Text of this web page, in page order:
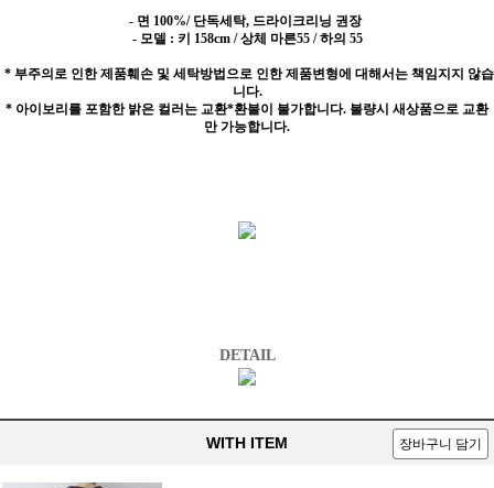
- 면 100%/ 단독세탁, 드라이크리닝 권장
- 모델 : 키 158cm / 상체 마른55 / 하의 55
* 부주의로 인한 제품훼손 및 세탁방법으로 인한 제품변형에 대해서는 책임지지 않습
니다.
* 아이보리를 포함한 밝은 컬러는 교환*환불이 불가합니다. 불량시 새상품으로 교환
만 가능합니다.
DETAIL
WITH ITEM 장바구니 담기